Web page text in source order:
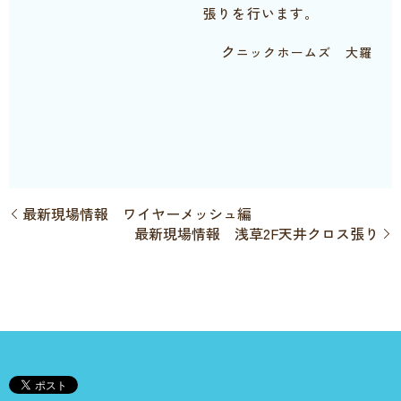
張りを行います。
ク ニックホームズ 大羅
最新現場情報 ワイヤーメッシュ編
最新現場情報 浅草2F天井クロス張り